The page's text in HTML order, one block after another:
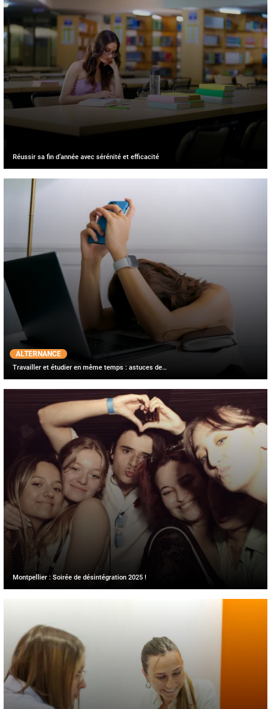
Réussir sa fin d’année avec sérénité et efficacité
ALTERNANCE
Travailler et étudier en même temps : astuces de…
Montpellier : Soirée de désintégration 2025 !